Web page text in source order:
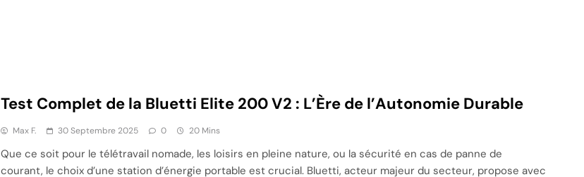
Test Complet de la Bluetti Elite 200 V2 : L’Ère de l’Autonomie Durable
Max F. 30 Septembre 2025 0 20 Mins
Que ce soit pour le télétravail nomade, les loisirs en pleine nature, ou la sécurité en cas de panne de
courant, le choix d’une station d’énergie portable est crucial. Bluetti, acteur majeur du secteur, propose avec